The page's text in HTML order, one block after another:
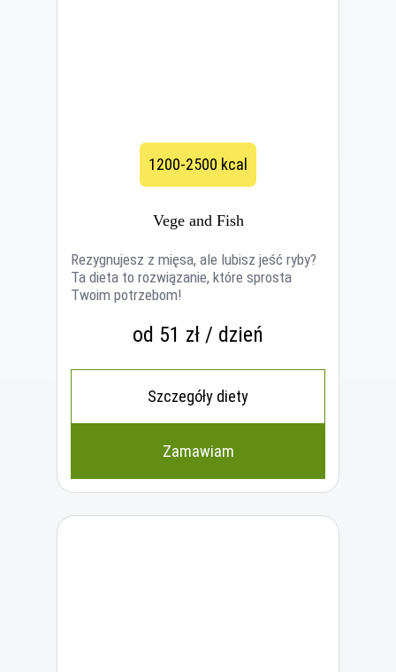
1200-2500 kcal
Vege and Fish
Rezygnujesz z mięsa, ale lubisz jeść ryby?
Ta dieta to rozwiązanie, które sprosta
Twoim potrzebom!
od 51 zł / dzień
Szczegóły diety
Zamawiam